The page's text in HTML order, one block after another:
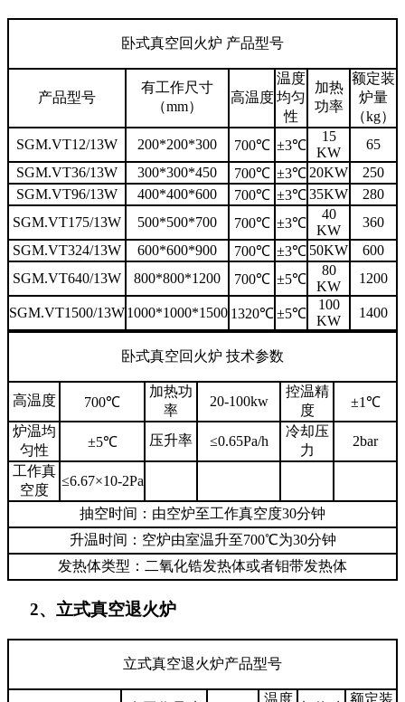
卧式真空回火炉 产品型号
产品型号
有工作尺寸
（mm）
高温度
温度
均匀
性
加热
功率
额定装
炉量
（kg）
SGM.VT12/13W
200*200*300 700℃ ±3℃
15
KW
65
SGM.VT36/13W
300*300*450 700℃ ±3℃ 20KW
250
SGM.VT96/13W
400*400*600 700℃ ±3℃ 35KW
280
SGM.VT175/13W
500*500*700 700℃ ±3℃
40
KW
360
SGM.VT324/13W
600*600*900 700℃ ±3℃ 50KW
600
SGM.VT640/13W
800*800*1200 700℃ ±5℃
80
KW
1200
SGM.VT1500/13W1000*1000*1500 1320℃ ±5℃
100
KW
1400
卧式真空回火炉 技术参数
高温度 700℃
加热功
率
20-100kw
控温精
度
±1℃
炉温均
匀性
±5℃ 压升率 ≤0.65Pa/h
冷却压
力
2bar
工作真
空度
≤6.67×10-2Pa
抽空时间：由空炉至工作真空度30分钟
升温时间：空炉由室温升至700℃为30分钟
发热体类型：二氧化锆发热体或者钼带发热体
2、立式真空退火炉
立式真空退火炉产品型号
温度 额定装